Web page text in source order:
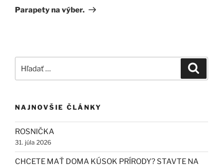
článok
Parapety na výber.
NAJNOVŠIE ČLÁNKY
ROSNIČKA
31. júla 2026
CHCETE MAŤ DOMA KÚSOK PRÍRODY? STAVTE NA